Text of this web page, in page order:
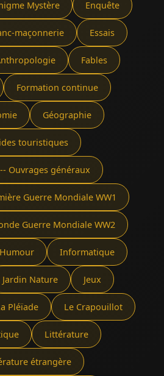
Mystère Enquête
maçonnerie Essais
Fables
Formation continue
Géographie
touristiques
Ouvrages généraux
Guerre Mondiale WW1
Guerre Mondiale WW2
Humour Informatique
Jardin Nature Jeux
Pléïade Le Crapouillot
Littérature
étrangère